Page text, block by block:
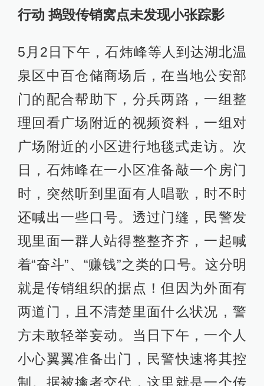
行动 捣毁传销窝点未发现小张踪影
5月2日下午，石炜峰等人到达湖北温
泉区中百仓储商场后，在当地公安部
门的配合帮助下，分兵两路，一组整
理回看广场附近的视频资料，一组对
广场附近的小区进行地毯式走访。次
日，石炜峰在一小区准备敲一个房门
时，突然听到里面有人唱歌，时不时
还喊出一些口号。透过门缝，民警发
现里面一群人站得整整齐齐，一起喊
着“奋斗”、“赚钱”之类的口号。这分明
就是传销组织的据点！但因为外面有
两道门，且不清楚里面什么状况，警
方未敢轻举妄动。当日下午，一个人
小心翼翼准备出门，民警快速将其控
制。据被擒者交代，这里就是一个传